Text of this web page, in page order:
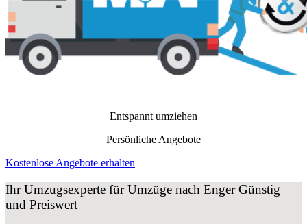
Entspannt umziehen
Persönliche Angebote
Kostenlose Angebote erhalten
Ihr Umzugsexperte für Umzüge nach EngerGünstig
und Preiswert